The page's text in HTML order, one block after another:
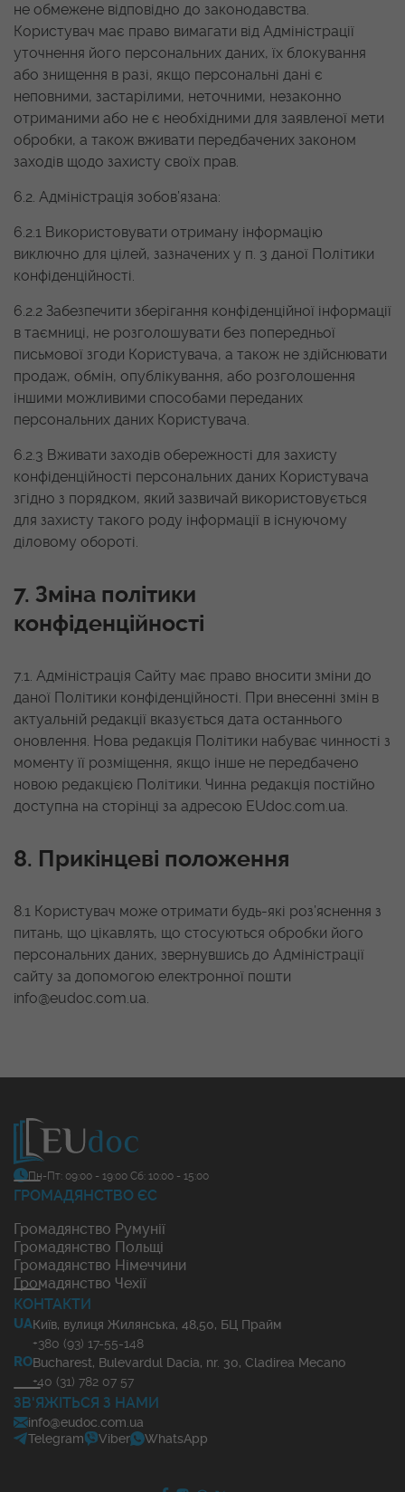
не обмежене відповідно до законодавства.
Користувач має право вимагати від Адміністрації
уточнення його персональних даних, їх блокування
або знищення в разі, якщо персональні дані є
неповними, застарілими, неточними, незаконно
отриманими або не є необхідними для заявленої мети
обробки, а також вживати передбачених законом
заходів щодо захисту своїх прав.
6.2. Адміністрація зобов’язана:
6.2.1 Використовувати отриману інформацію
виключно для цілей, зазначених у п. 3 даної Політики
конфіденційності.
6.2.2 Забезпечити зберігання конфіденційної інформації
в таємниці, не розголошувати без попередньої
письмової згоди Користувача, а також не здійснювати
продаж, обмін, опублікування, або розголошення
іншими можливими способами переданих
персональних даних Користувача.
6.2.3 Вживати заходів обережності для захисту
конфіденційності персональних даних Користувача
згідно з порядком, який зазвичай використовується
для захисту такого роду інформації в існуючому
діловому обороті.
7. Зміна політики
конфіденційності
7.1. Адміністрація Сайту має право вносити зміни до
даної Політики конфіденційності. При внесенні змін в
актуальній редакції вказується дата останнього
оновлення. Нова редакція Політики набуває чинності з
моменту її розміщення, якщо інше не передбачено
новою редакцією Політики. Чинна редакція постійно
доступна на сторінці за адресою EUdoc.com.ua.
8. Прикінцеві положення
8.1 Користувач може отримати будь-які роз’яснення з
питань, що цікавлять, що стосуються обробки його
персональних даних, звернувшись до Адміністрації
сайту за допомогою електронної пошти
info@eudoc.com.ua.
Пн-Пт: 09:00 - 19:00 Сб: 10:00 - 15:00
ГРОМАДЯНСТВО ЄС
Громадянство Румунії
Громадянство Польщі
Громадянство Німеччини
Громадянство Чехії
КОНТАКТИ
UAКиїв, вулиця Жилянська, 48,50, БЦ Прайм
+380 (93) 17-55-148
ROBucharest, Bulevardul Dacia, nr. 30, Cladirea Mecano
+40 (31) 782 07 57
ЗВ'ЯЖІТЬСЯ З НАМИ
info@eudoc.com.ua
Telegram
Viber WhatsApp